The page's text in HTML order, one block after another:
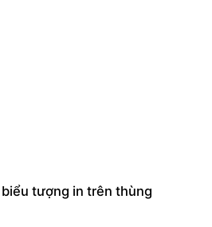
tượng in trên thùng